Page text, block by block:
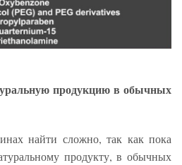
продукцию в обычных
найти сложно, так как пока
продукту, в обычных